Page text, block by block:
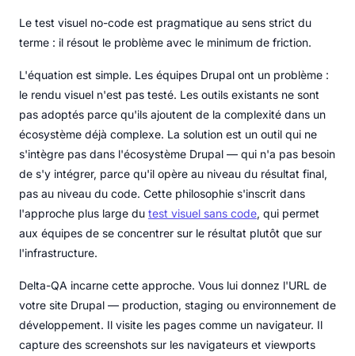
Le test visuel no-code est pragmatique au sens strict du
terme : il résout le problème avec le minimum de friction.
L'équation est simple. Les équipes Drupal ont un problème :
le rendu visuel n'est pas testé. Les outils existants ne sont
pas adoptés parce qu'ils ajoutent de la complexité dans un
écosystème déjà complexe. La solution est un outil qui ne
s'intègre pas dans l'écosystème Drupal — qui n'a pas besoin
de s'y intégrer, parce qu'il opère au niveau du résultat final,
pas au niveau du code. Cette philosophie s'inscrit dans
l'approche plus large du test visuel sans code, qui permet
aux équipes de se concentrer sur le résultat plutôt que sur
l'infrastructure.
Delta-QA incarne cette approche. Vous lui donnez l'URL de
votre site Drupal — production, staging ou environnement de
développement. Il visite les pages comme un navigateur. Il
capture des screenshots sur les navigateurs et viewports